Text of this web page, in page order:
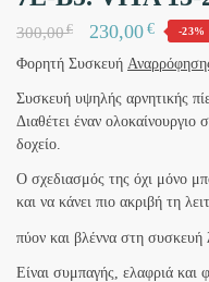
300,00€ 230,00€ -23%
Φορητή Συσκευή
Συσκευή υψηλής αρνητικής
Διαθέτει έναν
δοχείο.
Ο σχεδιασμός της όχι μόνο
και να κάνει πιο ακριβή τη
πύον και βλέννα στη συσκευή
Είναι συμπαγής, ελαφριά και